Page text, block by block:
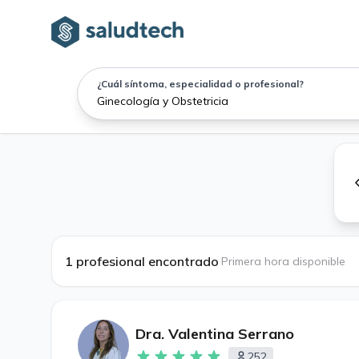
¿Cuál síntoma, especialidad o profesional?
1 profesional encontrado Primera hora disponible
Dra. Valentina Serrano